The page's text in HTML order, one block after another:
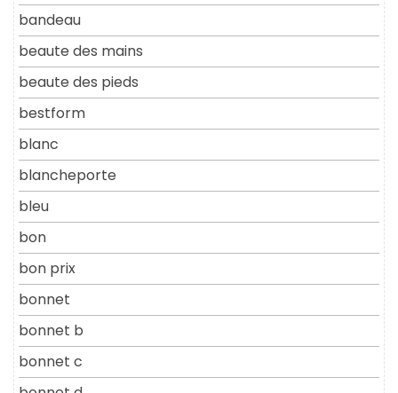
bandeau
beaute des mains
beaute des pieds
bestform
blanc
blancheporte
bleu
bon
bon prix
bonnet
bonnet b
bonnet c